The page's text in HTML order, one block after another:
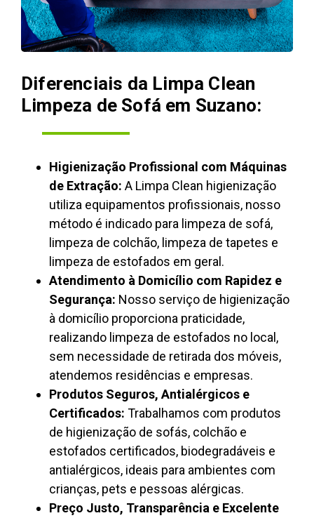
Diferenciais da Limpa Clean
Limpeza de Sofá em Suzano:
Higienização Profissional com Máquinas
de Extração: A Limpa Clean higienização
utiliza equipamentos profissionais, nosso
método é indicado para limpeza de sofá,
limpeza de colchão, limpeza de tapetes e
limpeza de estofados em geral.
Atendimento à Domicílio com Rapidez e
Segurança: Nosso serviço de higienização
à domicílio proporciona praticidade,
realizando limpeza de estofados no local,
sem necessidade de retirada dos móveis,
atendemos residências e empresas.
Produtos Seguros, Antialérgicos e
Certificados: Trabalhamos com produtos
de higienização de sofás, colchão e
estofados certificados, biodegradáveis e
antialérgicos, ideais para ambientes com
crianças, pets e pessoas alérgicas.
Preço Justo, Transparência e Excelente